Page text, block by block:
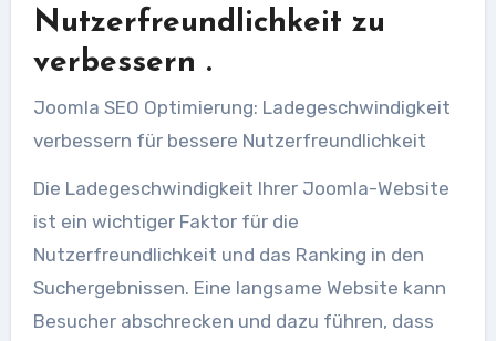
Nutzerfreundlichkeit zu
verbessern .
Joomla SEO Optimierung: Ladegeschwindigkeit
verbessern für bessere Nutzerfreundlichkeit
Die Ladegeschwindigkeit Ihrer Joomla-Website
ist ein wichtiger Faktor für die
Nutzerfreundlichkeit und das Ranking in den
Suchergebnissen. Eine langsame Website kann
Besucher abschrecken und dazu führen, dass